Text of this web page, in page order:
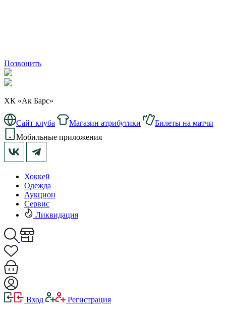
Позвонить
ХК «Ак Барс»
Сайт клуба Магазин атрибутики
Билеты на матчи
Мобильные приложения
Хоккей
Одежда
Аукцион
Сервис
Ликвидация
Вход Регистрация